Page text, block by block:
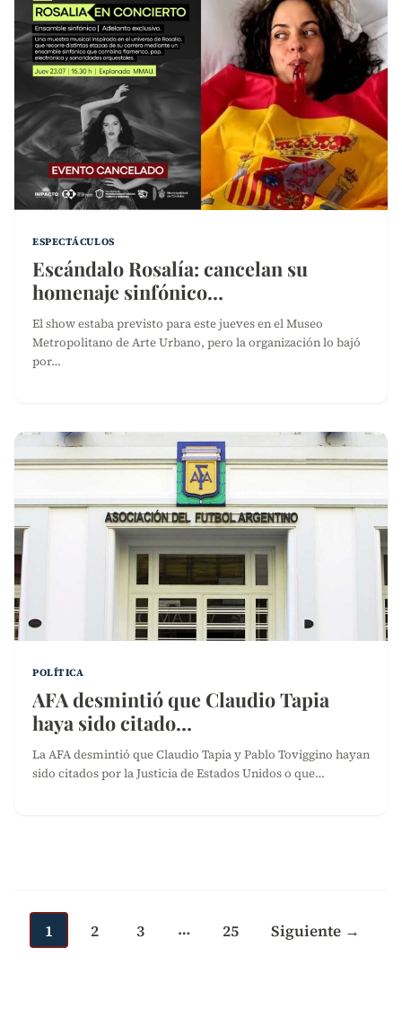
ESPECTÁCULOS
Escándalo Rosalía: cancelan su
homenaje sinfónico…
El show estaba previsto para este jueves en el Museo
Metropolitano de Arte Urbano, pero la organización lo bajó
por…
POLÍTICA
AFA desmintió que Claudio Tapia
haya sido citado…
La AFA desmintió que Claudio Tapia y Pablo Toviggino hayan
sido citados por la Justicia de Estados Unidos o que…
entradas
1 2 3 … 25 Siguiente →